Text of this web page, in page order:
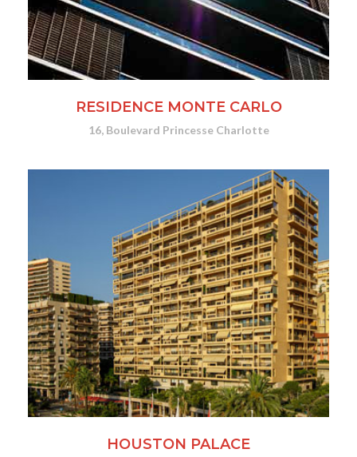
RESIDENCE MONTE CARLO
16, Boulevard Princesse Charlotte
SITE WEB
HOUSTON PALACE